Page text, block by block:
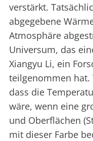
verstärkt.
abgegebene
Atmosphäre
Universum, das
Xiangyu Li, ein
teilgenommen hat.
dass die
wäre, wenn eine
und Oberflächen
mit dieser Farbe